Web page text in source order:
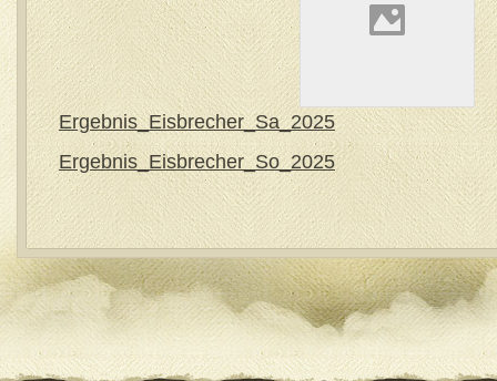
Ergebnis_Eisbrecher_Sa_2025
Ergebnis_Eisbrecher_So_2025